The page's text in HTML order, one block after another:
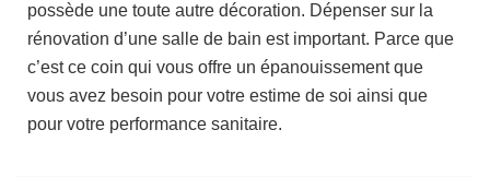
possède une toute autre décoration. Dépenser sur la
rénovation d’une salle de bain est important. Parce que
c’est ce coin qui vous offre un épanouissement que
vous avez besoin pour votre estime de soi ainsi que
pour votre performance sanitaire.